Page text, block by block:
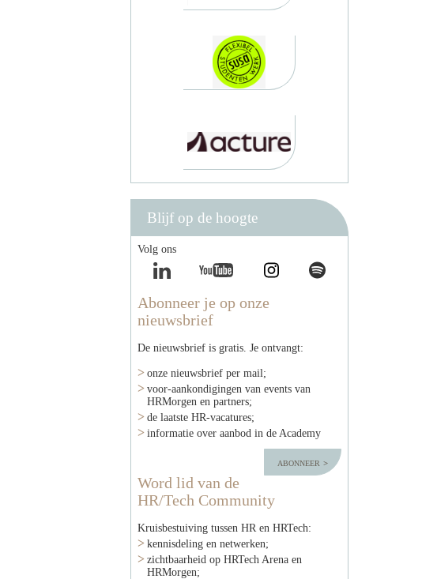
Blijf op de hoogte
Volg ons
Abonneer je op onze
nieuwsbrief
De nieuwsbrief is gratis. Je ontvangt:
onze nieuwsbrief per mail;
voor-aankondigingen van events van
HRMorgen en partners;
de laatste HR-vacatures;
informatie over aanbod in de Academy
abonneer
Word lid van de
HR/Tech Community
Kruisbestuiving tussen HR en HRTech:
kennisdeling en netwerken;
zichtbaarheid op HRTech Arena en
HRMorgen;